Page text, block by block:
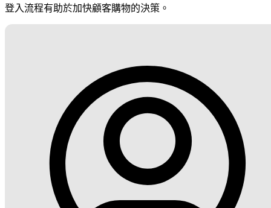
登入流程有助於加快顧客購物的決策。